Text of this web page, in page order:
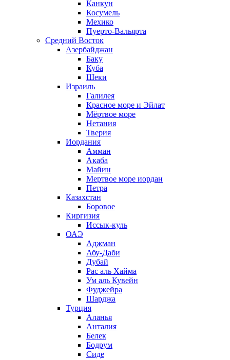
Канкун
Косумель
Мехико
Пуерто-Вальярта
Средний Восток
Азербайджан
Баку
Куба
Шеки
Израиль
Галилея
Красное море и Эйлат
Мёртвое море
Нетания
Тверия
Иордания
Амман
Акаба
Майин
Мертвое море иордан
Петра
Казахстан
Боровое
Киргизия
Иссык-куль
ОАЭ
Аджман
Абу-Даби
Дубай
Рас аль Хайма
Ум аль Кувейн
Фуджейра
Шарджа
Турция
Аланья
Анталия
Белек
Бодрум
Сиде